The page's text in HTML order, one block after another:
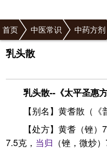
首页 中医常识 中药方剂
乳头散
乳头散--《太平圣惠
【别名】黄耆散（《
【处方】黄耆（锉）
7.5克， 当归 （锉，微炒